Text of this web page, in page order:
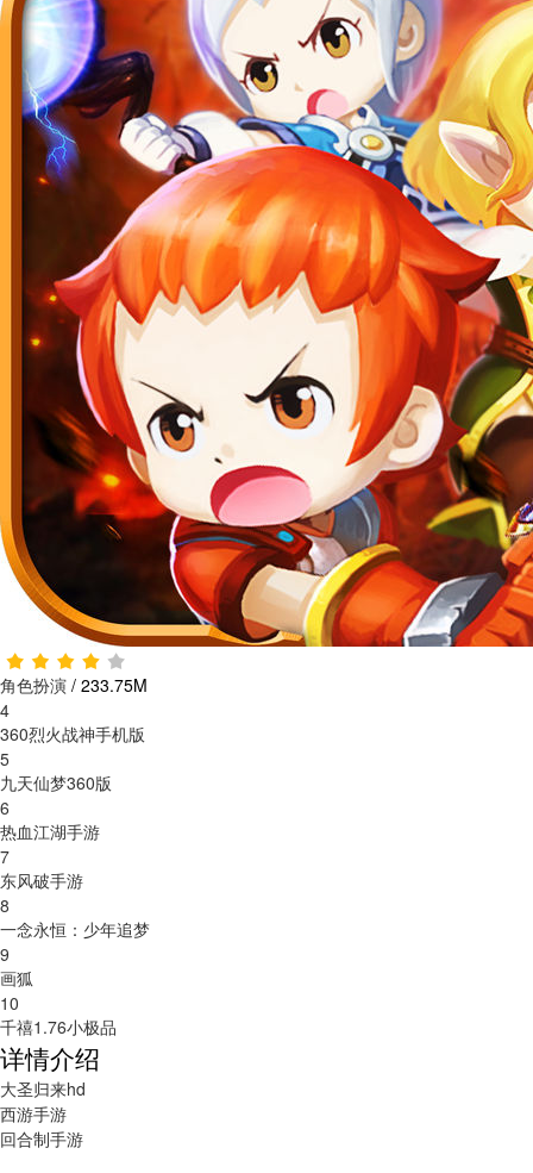
角色扮演 / 233.75M
4
360烈火战神手机版
5
九天仙梦360版
6
热血江湖手游
7
东风破手游
8
一念永恒：少年追梦
9
画狐
10
千禧1.76小极品
详情介绍
大圣归来hd
西游手游
回合制手游